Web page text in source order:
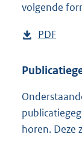
volgende
D
w
l
o
a
PDF
s
a
n
d
horen. Deze